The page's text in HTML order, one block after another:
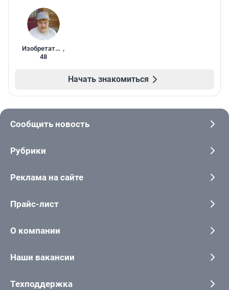
Изобретатель ,
48
Начать знакомиться
Сообщить новость
Рубрики
Реклама на сайте
Прайс-лист
О компании
Наши вакансии
Техподдержка